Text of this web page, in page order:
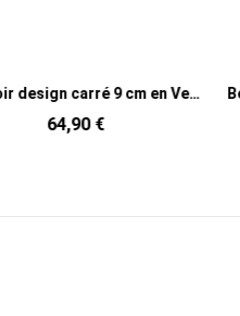
Bougeoir design carré 9 cm en Verre Rose Rouge Dust
64,90 €